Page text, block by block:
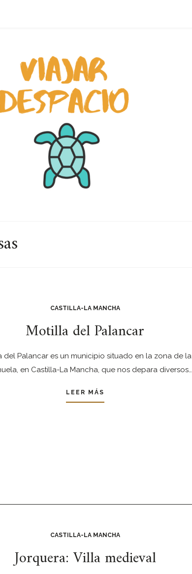
CASTILLA-LA MANCHA
Motilla del Palancar
del Palancar es un municipio situado en la zona de la
en Castilla-La Mancha, que nos depara diversos…
LEER MÁS
CASTILLA-LA MANCHA
Jorquera: Villa medieval